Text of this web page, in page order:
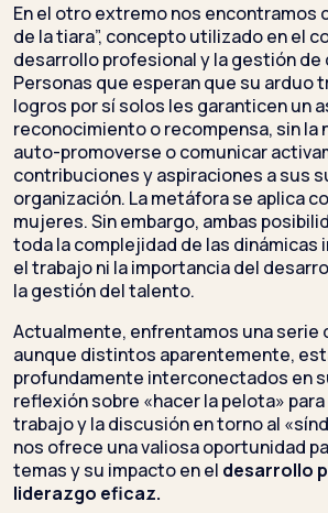
En el otro extremo nos encontramos
de la tiara”, concepto utilizado en el
desarrollo profesional y la gestión de
Personas que esperan que su arduo
logros por sí solos les garanticen un
reconocimiento o recompensa, sin la
auto-promoverse o comunicar
contribuciones y aspiraciones a sus
organización. La metáfora se aplica
mujeres. Sin embargo, ambas
toda la complejidad de las dinámicas
el trabajo ni la importancia del
la gestión del talento.
Actualmente, enfrentamos una serie
aunque distintos aparentemente,
profundamente interconectados en
reflexión sobre «hacer la pelota»
trabajo y la discusión en torno al
nos ofrece una valiosa oportunidad
temas y su impacto en el desarrollo
liderazgo eficaz.